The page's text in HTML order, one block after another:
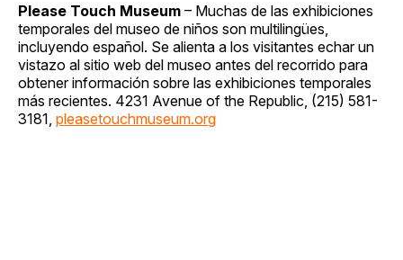
Please Touch Museum – Muchas de las exhibiciones
temporales del museo de niños son multilingües,
incluyendo español. Se alienta a los visitantes echar un
vistazo al sitio web del museo antes del recorrido para
obtener información sobre las exhibiciones temporales
más recientes. 4231 Avenue of the Republic, (215) 581-
3181, pleasetouchmuseum.org